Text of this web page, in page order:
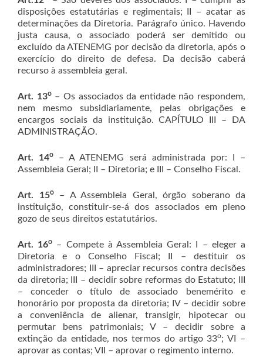
disposições estatutárias e regimentais; II – acatar as
determinações da Diretoria. Parágrafo único. Havendo
justa causa, o associado poderá ser demitido ou
excluído da ATENEMG por decisão da diretoria, após o
exercício do direito de defesa. Da decisão caberá
recurso à assembleia geral.
Art. 13o– Os associados da entidade não respondem,
nem mesmo subsidiariamente, pelas obrigações e
encargos sociais da instituição. CAPÍTULO III – DA
ADMINISTRAÇÃO.
Art. 14o
– A ATENEMG será administrada por: I –
Assembleia Geral; II – Diretoria; e III – Conselho Fiscal.
Art. 15o– A Assembleia Geral, órgão soberano da
instituição, constituir-se-á dos associados em pleno
gozo de seus direitos estatutários.
Art. 16o
– Compete à Assembleia Geral: I – eleger a
Diretoria e o Conselho Fiscal; II – destituir os
administradores; III – apreciar recursos contra decisões
da diretoria; III – decidir sobre reformas do Estatuto; III
– conceder o título de associado benemérito e
honorário por proposta da diretoria; IV – decidir sobre
a conveniência de alienar, transigir, hipotecar ou
permutar bens patrimoniais; V – decidir sobre a
extinção da entidade, nos termos do artigo 33o; VI –
aprovar as contas; VII – aprovar o regimento interno.